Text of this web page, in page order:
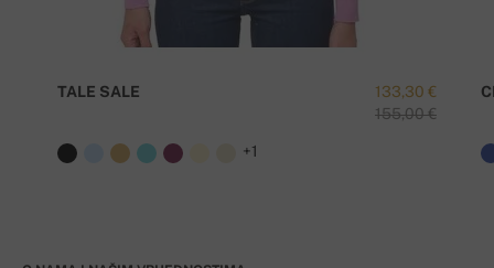
133,30 €
155,00 €
TALE SALE
+1